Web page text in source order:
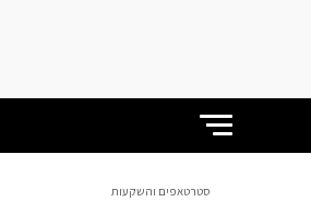
סטרטאפים והשקעות